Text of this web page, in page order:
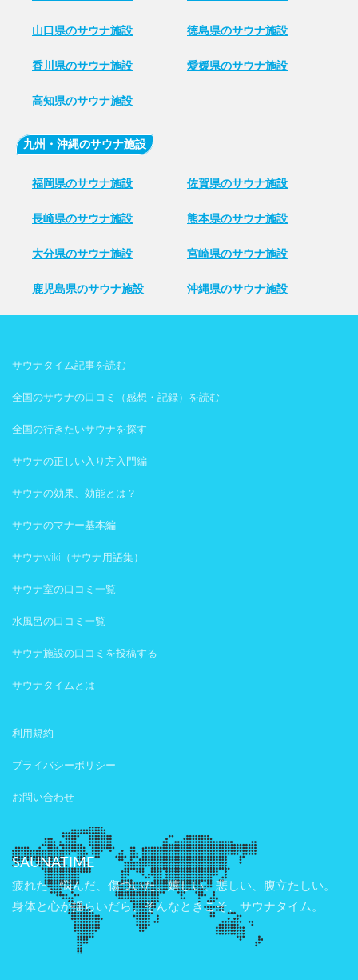
山口県のサウナ施設 徳島県のサウナ施設
香川県のサウナ施設 愛媛県のサウナ施設
高知県のサウナ施設
九州・沖縄のサウナ施設
福岡県のサウナ施設 佐賀県のサウナ施設
長崎県のサウナ施設 熊本県のサウナ施設
大分県のサウナ施設 宮崎県のサウナ施設
鹿児島県のサウナ施設 沖縄県のサウナ施設
サウナタイム記事を読む
全国のサウナの口コミ（感想・記録）を読む
全国の行きたいサウナを探す
サウナの正しい入り方入門編
サウナの効果、効能とは？
サウナのマナー基本編
サウナwiki（サウナ用語集）
サウナ室の口コミ一覧
水風呂の口コミ一覧
サウナ施設の口コミを投稿する
サウナタイムとは
利用規約
プライバシーポリシー
お問い合わせ
SAUNATIME
疲れた、悩んだ、傷ついた。嬉しい、悲しい、腹立たしい。
身体と心が揺らいだら、そんなときこそ、サウナタイム。